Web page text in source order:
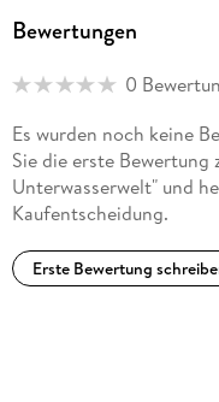
Bewertungen
0
Es wurden noch keine
Sie die erste Bewertung
Unterwasserwelt" und
Kaufentscheidung.
Erste Bewertung